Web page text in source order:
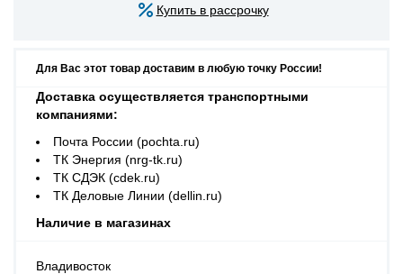
Купить в рассрочку
Для Вас этот товар доставим в любую точку России!
Доставка осуществляется транспортными
компаниями:
Почта России (pochta.ru)
ТК Энергия (nrg-tk.ru)
ТК СДЭК (cdek.ru)
ТК Деловые Линии (dellin.ru)
Наличие в магазинах
Владивосток